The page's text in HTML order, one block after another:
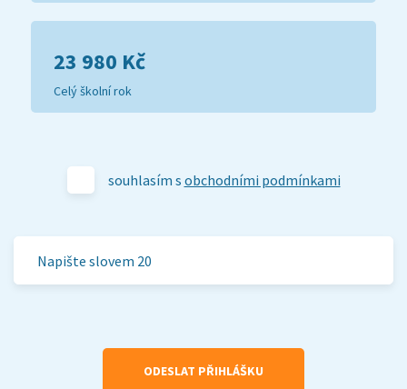
23 980 Kč
Celý školní rok
souhlasím s obchodními podmínkami
ODESLAT PŘIHLÁŠKU